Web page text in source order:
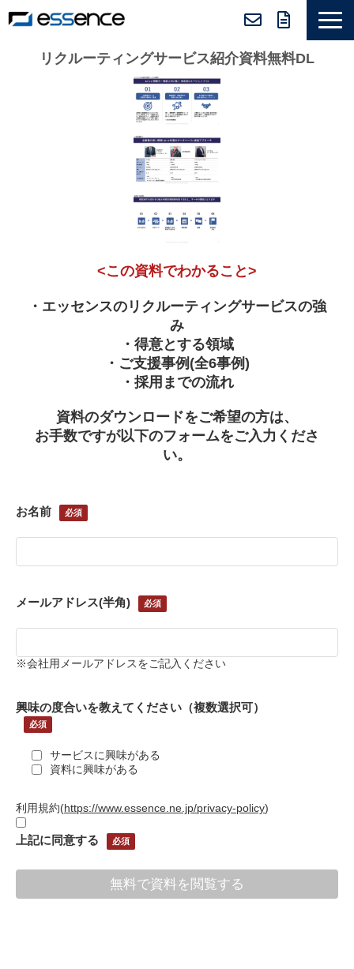
サービス紹介
ニュース＆トピックス
会社紹介
導入事例
採用情報
セミナー＆コラム
リクルーティングサービス紹介資料無料DL
<この資料でわかること>
・エッセンスのリクルーティングサービスの強
み
・得意とする領域
・ご支援事例(全6事例)
・採用までの流れ
資料のダウンロードをご希望の方は、
お手数ですが以下のフォームをご入力くださ
い。
お名前
メールアドレス(半角)
※会社用メールアドレスをご記入ください
興味の度合いを教えてください（複数選択可）
サービスに興味がある
資料に興味がある
利用規約(https://www.essence.ne.jp/privacy-policy)
上記に同意する